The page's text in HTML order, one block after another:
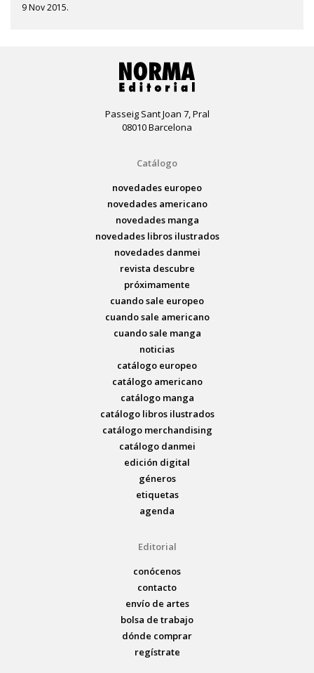
9 Nov 2015.
Passeig Sant Joan 7, Pral
08010 Barcelona
Catálogo
novedades europeo
novedades americano
novedades manga
novedades libros ilustrados
novedades danmei
revista descubre
próximamente
cuando sale europeo
cuando sale americano
cuando sale manga
noticias
catálogo europeo
catálogo americano
catálogo manga
catálogo libros ilustrados
catálogo merchandising
catálogo danmei
edición digital
géneros
etiquetas
agenda
Editorial
conócenos
contacto
envío de artes
bolsa de trabajo
dónde comprar
regístrate